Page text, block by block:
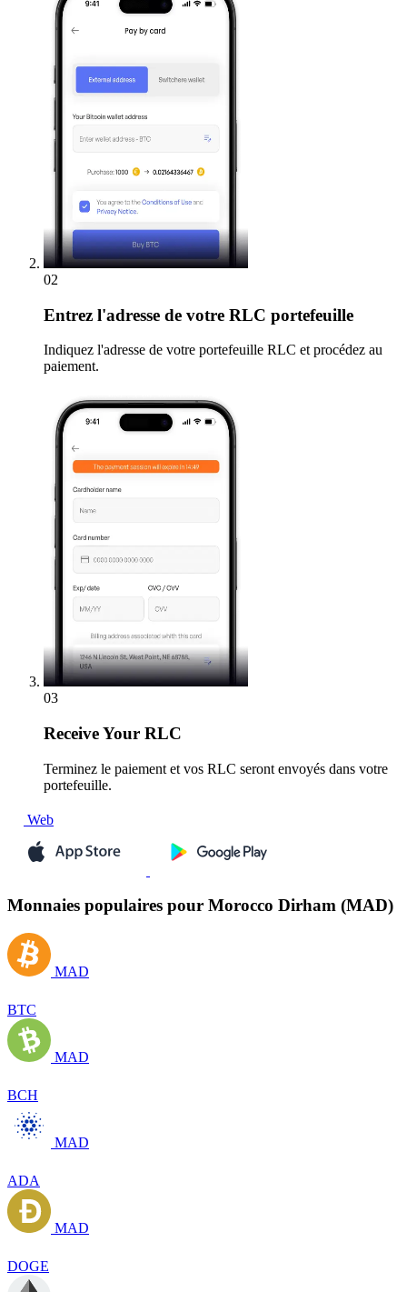
02
Entrez l'adresse de votre RLC portefeuille
Indiquez l'adresse de votre portefeuille RLC et procédez au
paiement.
03
ReceiveYour RLC
Terminez le paiement et vos RLC seront envoyés dans votre
portefeuille.
Web
Monnaies populaires pour Morocco Dirham (MAD)
MAD
BTC
MAD
BCH
MAD
ADA
MAD
DOGE